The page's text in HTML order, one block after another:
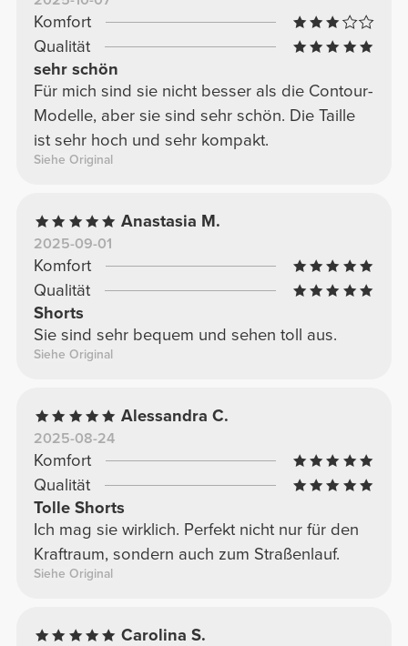
Komfort
Qualität
sehr schön
Für mich sind sie nicht besser als die Contour-
Modelle, aber sie sind sehr schön. Die Taille
ist sehr hoch und sehr kompakt.
Siehe Original
Anastasia M.
2025-09-01
Komfort
Qualität
Shorts
Sie sind sehr bequem und sehen toll aus.
Siehe Original
Alessandra C.
2025-08-24
Komfort
Qualität
Tolle Shorts
Ich mag sie wirklich. Perfekt nicht nur für den
Kraftraum, sondern auch zum Straßenlauf.
Siehe Original
Carolina S.